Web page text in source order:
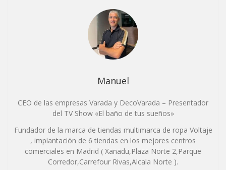
Manuel
CEO de las empresas Varada y DecoVarada – Presentador
del TV Show «El baño de tus sueños»
Fundador de la marca de tiendas multimarca de ropa Voltaje
, implantación de 6 tiendas en los mejores centros
comerciales en Madrid ( Xanadu,Plaza Norte 2,Parque
Corredor,Carrefour Rivas,Alcala Norte ).